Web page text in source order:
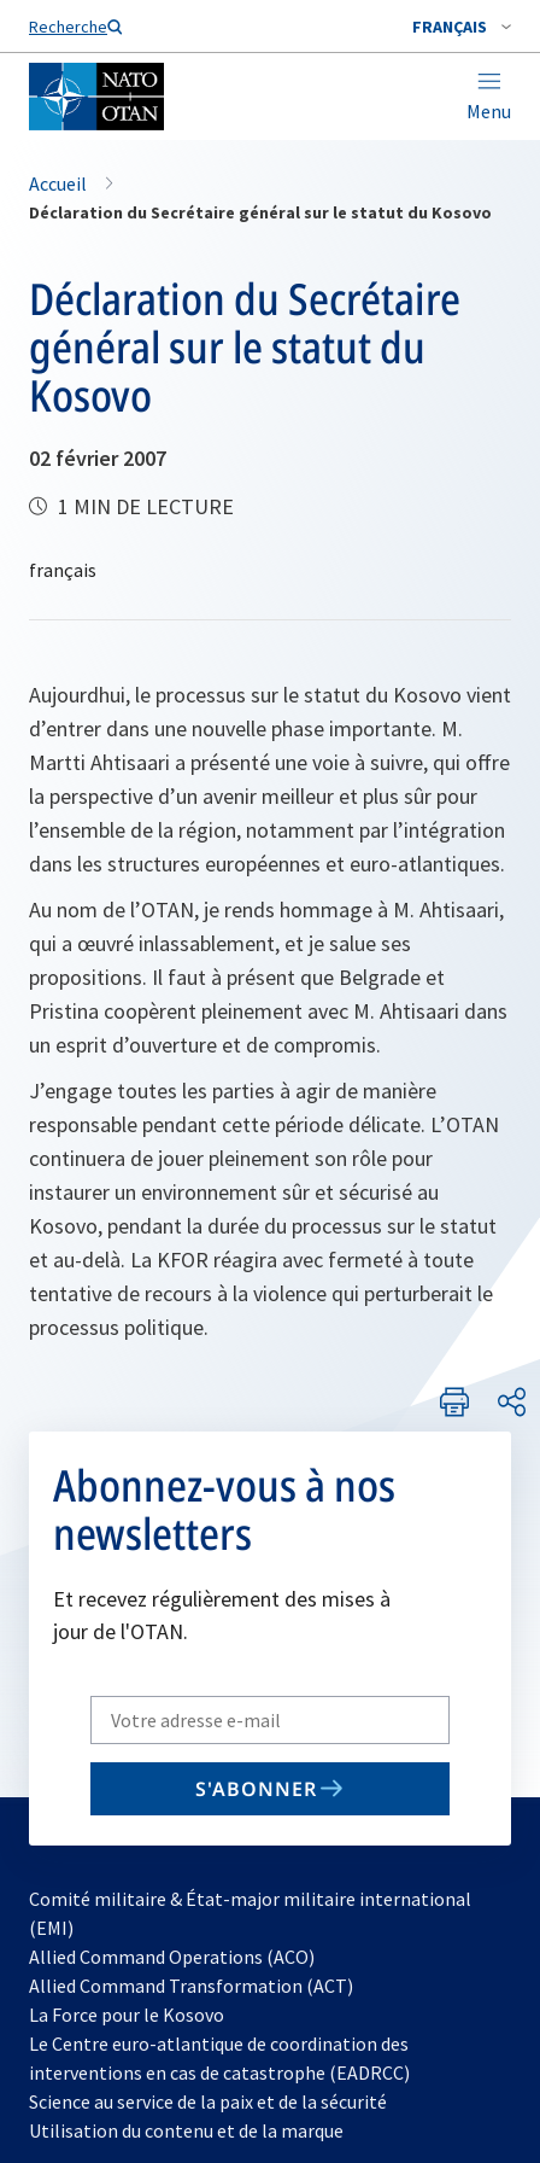
Recherche FRANÇAIS
Menu
Nom de famille*
Accueil
Déclaration du Secrétaire général sur le statut du Kosovo
Déclaration du Secrétaire
général sur le statut du
Kosovo
02 février 2007
1 MIN DE LECTURE
Aujourdhui, le processus sur le statut du Kosovo vient
d’entrer dans une nouvelle phase importante. M.
Martti Ahtisaari a présenté une voie à suivre, qui offre
la perspective d’un avenir meilleur et plus sûr pour
l’ensemble de la région, notamment par l’intégration
dans les structures européennes et euro-atlantiques.
Au nom de l’OTAN, je rends hommage à M. Ahtisaari,
qui a œuvré inlassablement, et je salue ses
propositions. Il faut à présent que Belgrade et
Pristina coopèrent pleinement avec M. Ahtisaari dans
un esprit d’ouverture et de compromis.
J’engage toutes les parties à agir de manière
responsable pendant cette période délicate. L’OTAN
continuera de jouer pleinement son rôle pour
instaurer un environnement sûr et sécurisé au
Kosovo, pendant la durée du processus sur le statut
et au-delà. La KFOR réagira avec fermeté à toute
tentative de recours à la violence qui perturberait le
processus politique.
Abonnez-vous à nos
newsletters
Et recevez régulièrement des mises à
jour de l'OTAN.
Write
your
email
S'ABONNER
Comité militaire & État-major militaire international
(EMI)
Allied Command Operations (ACO)
dans
nouvel
onglet
Allied Command Transformation (ACT)
La Force pour le Kosovo
dans
un
nouvel
onglet
Le Centre euro-atlantique de coordination des
interventions en cas de catastrophe (EADRCC)
Science au service de la paix et de la sécurité
Utilisation du contenu et de la marque